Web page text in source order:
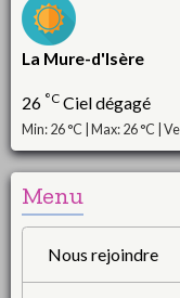
La Mure-d'Isère
26 °C Ciel dégagé
Min: 26 °C | Max: 26 °C |
Menu
Nous rejoindre